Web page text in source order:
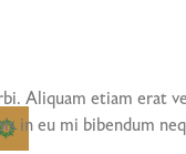
Aliquam etiam
eu mi bibendum